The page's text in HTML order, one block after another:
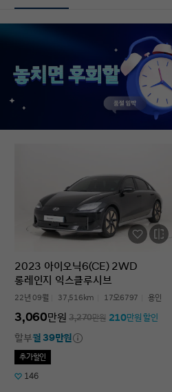
느낌이 확실히 들었습니다. 무엇보다
좋았던 건 ‘중고차인데도 걱정이 거의
없었다’는 점입니다. 차를 잘 모르는 사람
입장에서는 어디를 봐야 할지부터
막막한데, 그런 부담이 많이 줄었습니다.
온라인으로 비교하고 구매까지 진행할 수
있어서 시간적으로도 편했고, 직장인
입장에서는 이 부분이 특히
있을 것 같습니다. 중고차 구매가
처음이거나 차량 상태 확인이 어려운
분들에게는 현대인증중고차를 충분히
고려해볼 만하다고 생각합니다.
2023 아이오닉6(CE) 2WD
롱레인지 익스클루시브
22년 09월 37,516km 17오6797 용인
3,060만원 3,270만원 210만원 할인
할부월 39만원
추가할인
146